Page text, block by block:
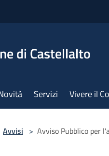
di Castellalto
Servizi Vivere il
Avvisi > Avviso Pubblico per